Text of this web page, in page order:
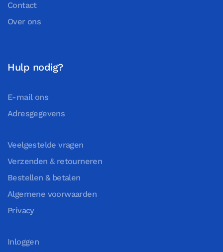
Contact
Over ons
Hulp nodig?
E-mail ons
Adresgegevens
Veelgestelde vragen
Verzenden & retourneren
Bestellen & betalen
Algemene voorwaarden
Privacy
Inloggen